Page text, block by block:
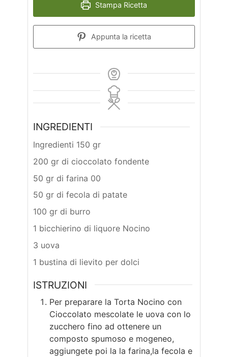
Stampa Ricetta
Appunta la ricetta
INGREDIENTI
Ingredienti 150 gr
200 gr di cioccolato fondente
50 gr di farina 00
50 gr di fecola di patate
100 gr di burro
1 bicchierino di liquore Nocino
3 uova
1 bustina di lievito per dolci
ISTRUZIONI
Per preparare la Torta Nocino con
Cioccolato mescolate le uova con lo
zucchero fino ad ottenere un
composto spumoso e mogeneo,
aggiungete poi la la farina,la fecola e